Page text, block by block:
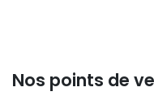
Nos points de